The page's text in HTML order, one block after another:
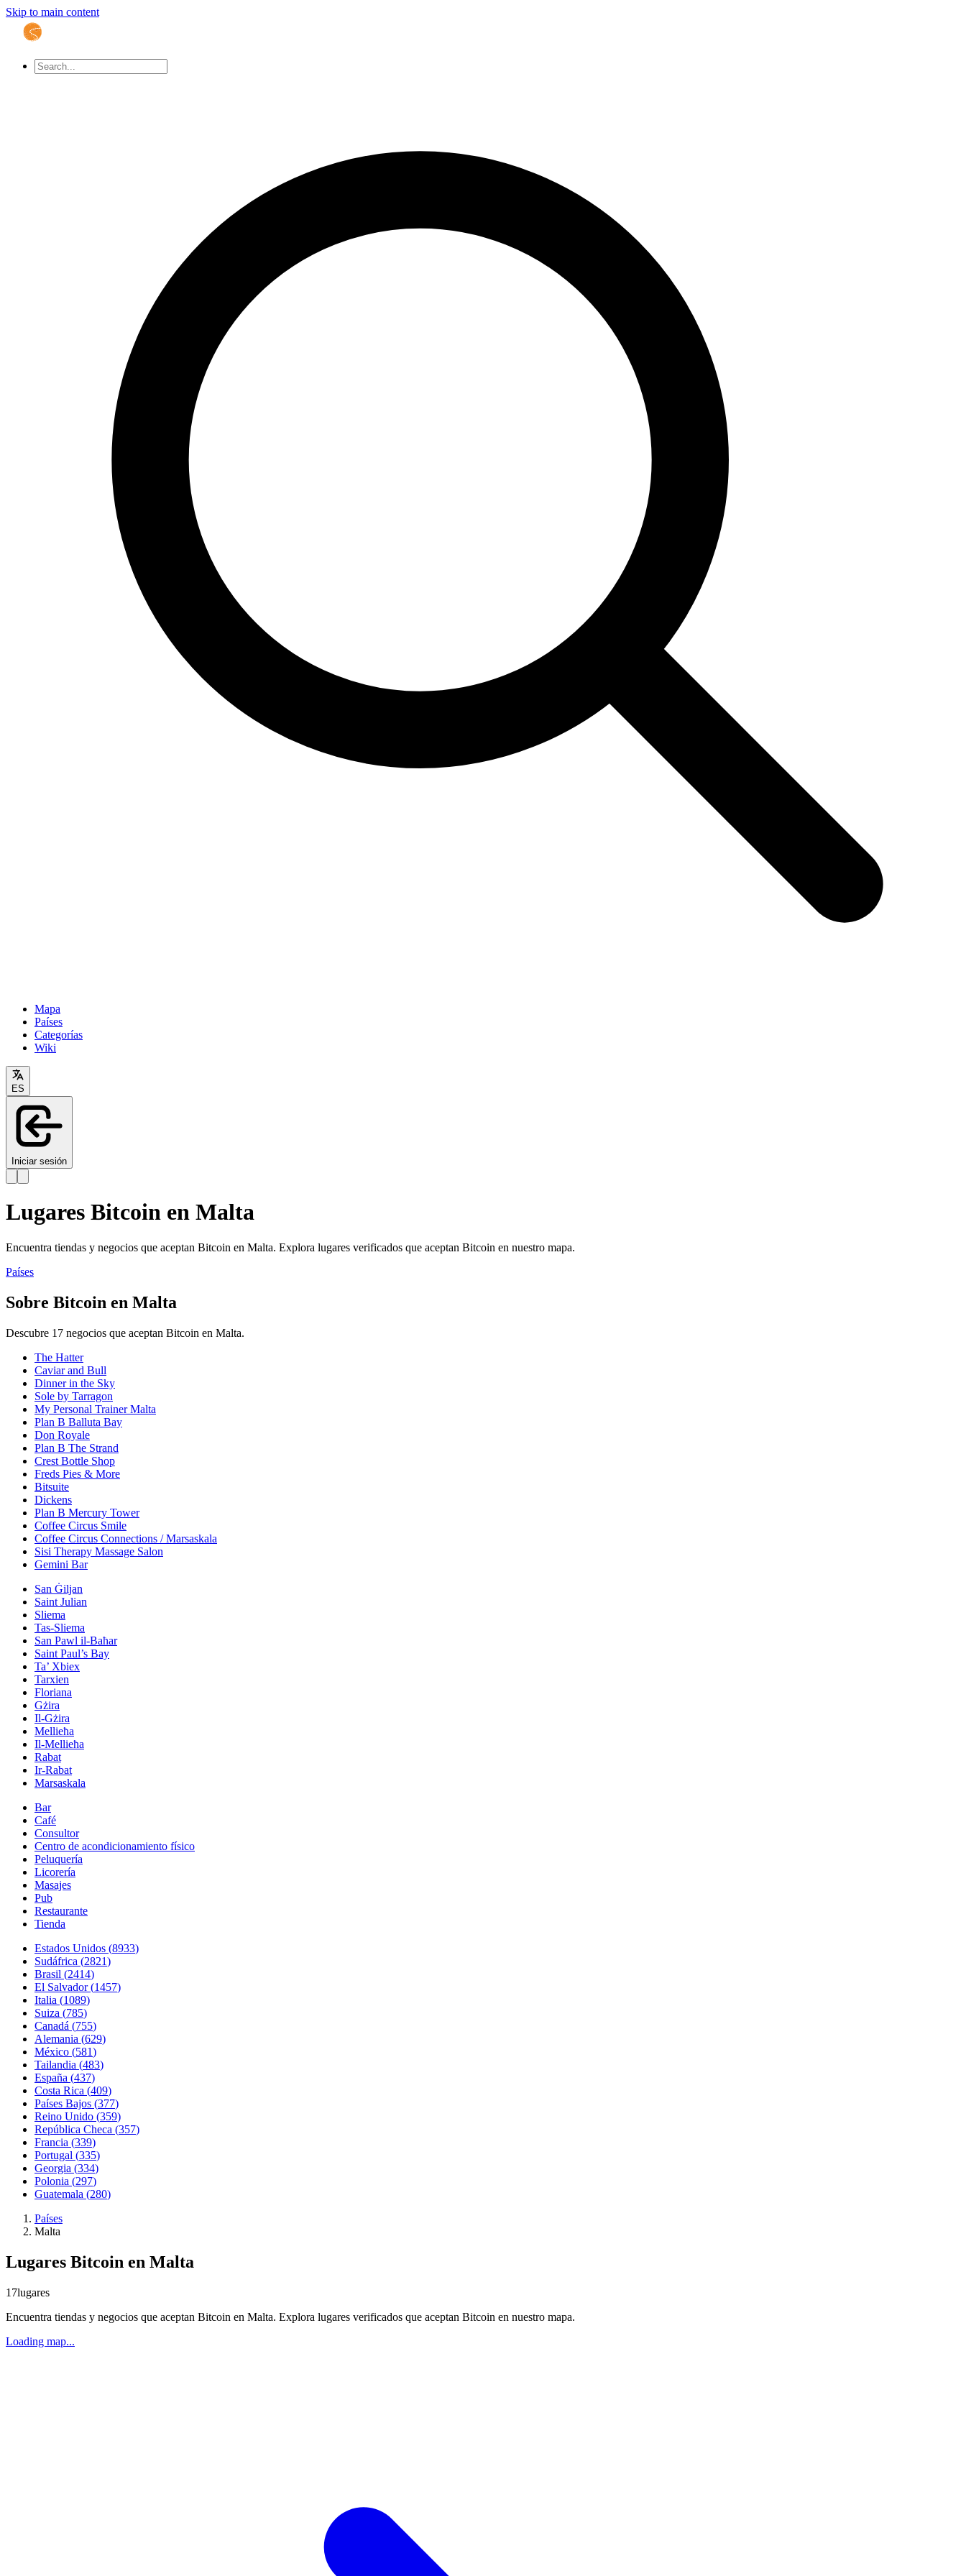
Skip to main content
Mapa
Países
Categorías
Wiki
ES
Iniciar sesión
Lugares Bitcoin en Malta
Encuentra tiendas y negocios que aceptan Bitcoin en Malta. Explora lugares verificados que aceptan Bitcoin en nuestro mapa.
Países
Sobre Bitcoin en Malta
Descubre 17 negocios que aceptan Bitcoin en Malta.
The Hatter
Caviar and Bull
Dinner in the Sky
Sole by Tarragon
My Personal Trainer Malta
Plan B Balluta Bay
Don Royale
Plan B The Strand
Crest Bottle Shop
Freds Pies & More
Bitsuite
Dickens
Plan B Mercury Tower
Coffee Circus Smile
Coffee Circus Connections / Marsaskala
Sisi Therapy Massage Salon
Gemini Bar
San Ġiljan
Saint Julian
Sliema
Tas-Sliema
San Pawl il-Baħar
Saint Paul’s Bay
Ta’ Xbiex
Tarxien
Floriana
Gżira
Il-Gżira
Mellieħa
Il-Mellieħa
Rabat
Ir-Rabat
Marsaskala
Bar
Café
Consultor
Centro de acondicionamiento físico
Peluquería
Licorería
Masajes
Pub
Restaurante
Tienda
Estados Unidos (8933)
Sudáfrica (2821)
Brasil (2414)
El Salvador(1457)
Italia (1089)
Suiza (785)
Canadá (755)
Alemania (629)
México (581)
Tailandia (483)
España (437)
Costa Rica (409)
Países Bajos (377)
Reino Unido (359)
República Checa (357)
Francia (339)
Portugal (335)
Georgia (334)
Polonia (297)
Guatemala (280)
Países
Malta
Lugares Bitcoin en Malta
17lugares
Encuentra tiendas y negocios que aceptan Bitcoin en Malta. Explora lugares verificados que aceptan Bitcoin en nuestro mapa.
Loading map...